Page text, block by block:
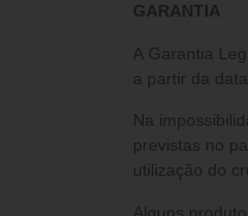
GARANTIA
A Garantia
a partir da
Na
previstas no
utilização do
Alguns